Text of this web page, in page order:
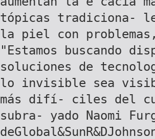
tópicas tradiciona-
la piel con
"Estamos buscando
soluciones de
lo invisible sea
más difí- ciles del
subra- yado Naomi